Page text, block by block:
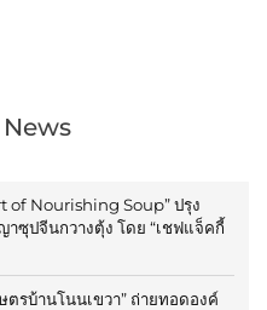
of Nourishing Soup” ปรุง
ซุปจีนกวางตุ้ง โดย “เชฟแจ็คกี้
รบ้านโนนเขวา” ถ่ายทอดองค์